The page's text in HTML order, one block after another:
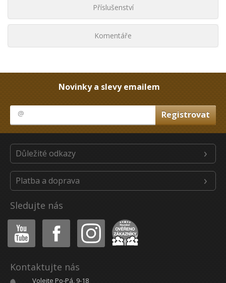
Příslušenství
Komentáře
Novinky a slevy emailem
Důležité odkazy
Platba a doprava
Sledujte nás
Youtube Facebook Instagram Heureka
Kontaktujte nás
Volejte Po-Pá, 9-18